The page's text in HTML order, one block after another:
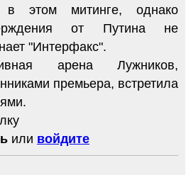
в этом митинге, однако
от Путина не
"Интерфакс".
арена Лужников,
премьера, встретила
или войдите